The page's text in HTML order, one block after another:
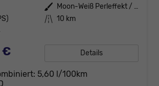
Außenfarbe
Moon-Weiß Perleffekt / Dach in B
Kilometerstand 10 km
€ Details
5,60 l/100km